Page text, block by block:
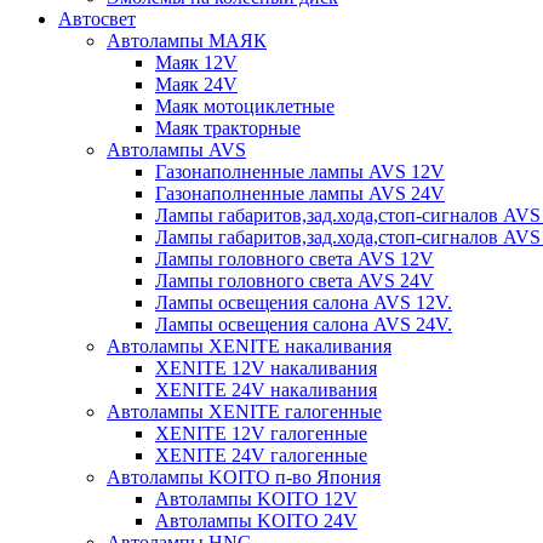
Автосвет
Автолампы МАЯК
Маяк 12V
Маяк 24V
Маяк мотоциклетные
Маяк тракторные
Автолампы AVS
Газонаполненные лампы AVS 12V
Газонаполненные лампы AVS 24V
Лампы габаритов,зад.хода,стоп-сигналов
Лампы габаритов,зад.хода,стоп-сигналов
Лампы головного света AVS 12V
Лампы головного света AVS 24V
Лампы освещения салона AVS 12V.
Лампы освещения салона AVS 24V.
Автолампы XENITE накаливания
XENITE 12V накаливания
XENITE 24V накаливания
Автолампы XENITE галогенные
XENITE 12V галогенные
XENITE 24V галогенные
Автолампы KOITO п-во Япония
Автолампы KOITO 12V
Автолампы KOITO 24V